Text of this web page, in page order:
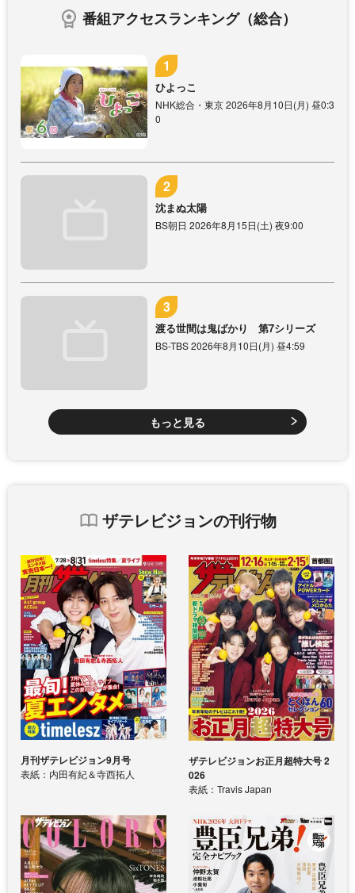
番組アクセスランキング（総合）
ひよっこ
NHK総合・東京 2026年8月10日(月) 昼0:3
0
沈まぬ太陽
BS朝日 2026年8月15日(土) 夜9:00
渡る世間は鬼ばかり 第7シリーズ
BS-TBS 2026年8月10日(月) 昼4:59
もっと見る
ザテレビジョンの刊行物
月刊ザテレビジョン9月号
表紙：内田有紀＆寺西拓人
ザテレビジョンお正月超特大号 2
026
表紙：Travis Japan